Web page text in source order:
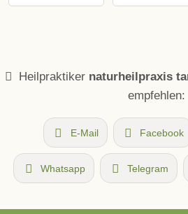
Heilpraktiker naturheilpraxis
empfehlen:
E-Mail Facebook
Whatsapp Telegram